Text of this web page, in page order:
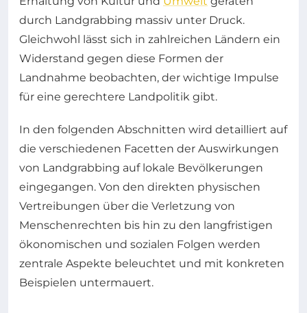
durch Landgrabbing massiv unter Druck.
Gleichwohl lässt sich in zahlreichen Ländern ein
Widerstand gegen diese Formen der
Landnahme beobachten, der wichtige Impulse
für eine gerechtere Landpolitik gibt.
In den folgenden Abschnitten wird detailliert auf
die verschiedenen Facetten der Auswirkungen
von Landgrabbing auf lokale Bevölkerungen
eingegangen. Von den direkten physischen
Vertreibungen über die Verletzung von
Menschenrechten bis hin zu den langfristigen
ökonomischen und sozialen Folgen werden
zentrale Aspekte beleuchtet und mit konkreten
Beispielen untermauert.